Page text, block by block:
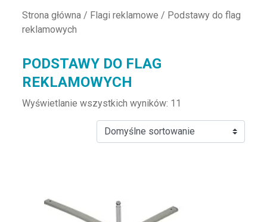
Strona główna / Flagi reklamowe / Podstawy do flag
reklamowych
PODSTAWY DO FLAG
REKLAMOWYCH
Wyświetlanie wszystkich wyników: 11